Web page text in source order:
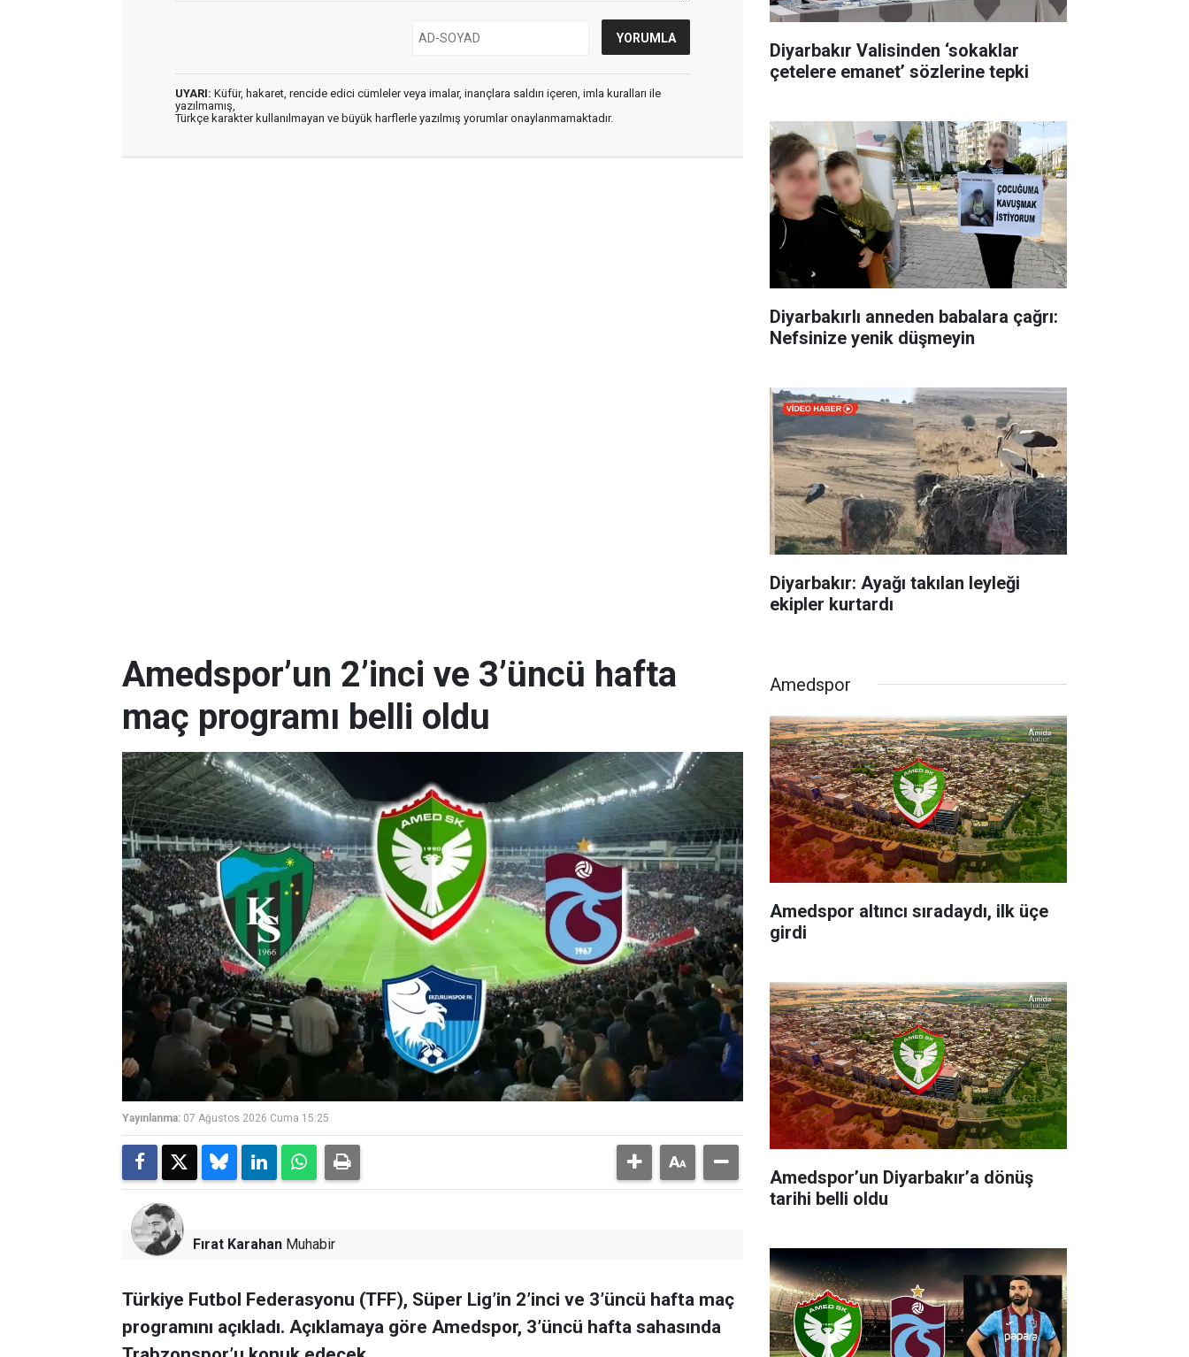
UYARI: Küfür, hakaret, rencide edici cümleler veya imalar, inançlara saldırı içeren, imla kuralları ile
yazılmamış,
Türkçe karakter kullanılmayan ve büyük harflerle yazılmış yorumlar onaylanmamaktadır.
Diyarbakır Valisinden ‘sokaklar
çetelere emanet’ sözlerine tepki
Diyarbakırlı anneden babalara çağrı:
Nefsinize yenik düşmeyin
Diyarbakır: Ayağı takılan leyleği
ekipler kurtardı
Amedspor’un 2’inci ve 3’üncü hafta
maç programı belli oldu
Yayınlanma: 07 Ağustos 2026 Cuma 15:25
Fırat Karahan Muhabir
Türkiye Futbol Federasyonu (TFF), Süper Lig’in 2’inci ve 3’üncü hafta maç
programını açıkladı. Açıklamaya göre Amedspor, 3’üncü hafta sahasında
Amedspor
Amedspor altıncı sıradaydı, ilk üçe
girdi
Amedspor’un Diyarbakır’a dönüş
tarihi belli oldu